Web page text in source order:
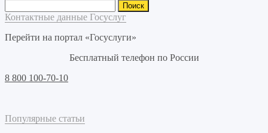
Контактные данные Госуслуг
Перейти на портал «Госуслуги»
Бесплатный телефон по России
8 800 100-70-10
Популярные статьи